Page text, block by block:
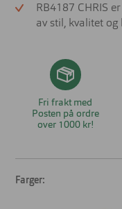
RB4187 CHRIS
av stil, kvalitet
Fri frakt med
Posten på ordre
over 1000 kr!
Farger: